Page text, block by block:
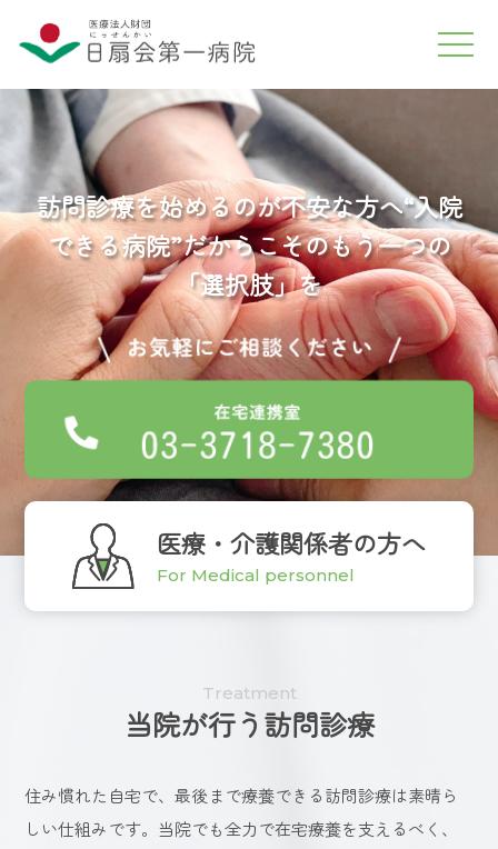
訪問診療を始めるのが不安な方へ“入院
できる病院”だからこそのもう一つの
「選択肢」を
医療・介護関係者の方へ
For Medical personnel
Treatment
当院が行う訪問診療
住み慣れた自宅で、最後まで療養できる訪問診療は素晴ら
しい仕組みです。当院でも全力で在宅療養を支えるべく、